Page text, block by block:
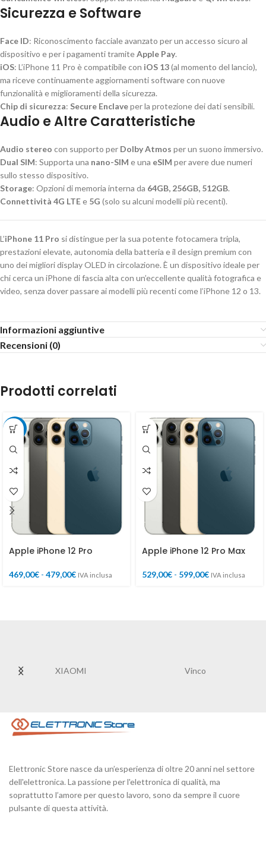
Sicurezza e Software
Face ID: Riconoscimento facciale avanzato per un accesso sicuro al
dispositivo e per i pagamenti tramiteApple Pay.
iOS: L’iPhone 11 Pro è compatibile con iOS 13(al momento del lancio),
ma riceve continuamente aggiornamenti software con nuove
funzionalità e miglioramenti della sicurezza.
Chip di sicurezza: Secure Enclaveper la protezione dei dati sensibili.
Audio e Altre Caratteristiche
Audio stereo con supporto per Dolby Atmos per un suono immersivo.
Dual SIM: Supporta una nano-SIM e una eSIM per avere due numeri
sullo stesso dispositivo.
Storage: Opzioni di memoria interna da 64GB, 256GB, 512GB.
Connettività 4G LTEe 5G (solo su alcuni modelli più recenti).
L’iPhone 11 Pro si distingue per la sua potente fotocamera tripla,
prestazioni elevate, autonomia della batteria e il design premium con
uno dei migliori display OLED in circolazione. È un dispositivo ideale per
chi cerca un iPhone di fascia alta con un’eccellente qualità fotografica e
video, senza dover passare ai modelli più recenti come l’iPhone 12 o 13.
Informazioni aggiuntive
Recensioni (0)
Prodotti correlati
-22%
Apple iPhone 12 Pro
469,00€ - 479,00€ IVA inclusa
Apple iPhone 12 Pro Max
529,00€ - 599,00€ IVA inclusa
Elettronic Store nasce da un’esperienza di oltre 20 anni nel settore
dell'elettronica. La passione per l'elettronica di qualità, ma
soprattutto l’amore per questo lavoro, sono da sempre il cuore
pulsante di questa attività.